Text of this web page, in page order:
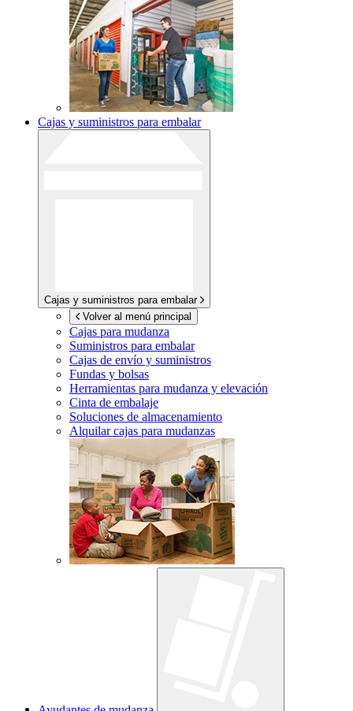
Cajas y suministros para embalar
Cajas y suministros para embalar
Volver al menú principal
Cajas para mudanza
Suministros para embalar
Cajas de envío y suministros
Fundas y bolsas
Herramientas para mudanza y elevación
Cinta de embalaje
Soluciones de almacenamiento
Alquilar cajas para mudanzas